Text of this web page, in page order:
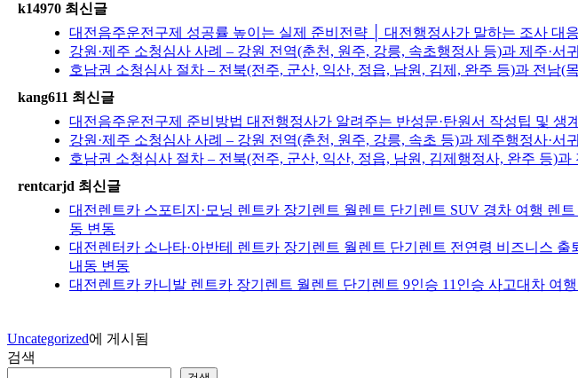
k14970 최신글
대전음주운전구제 성공률 높이는 실제 준비전략 │ 대전행정사가 말하는 조사 대
강원·제주 소청심사 사례 – 강원 전역(춘천, 원주, 강릉, 속초행정사 등)과 제주·서
호남권 소청심사 절차 – 전북(전주, 군산, 익산, 정읍, 남원, 김제, 완주 등)과 전남(
kang611 최신글
대전음주운전구제 준비방법 대전행정사가 알려주는 반성문·탄원서 작성팁 및 생
강원·제주 소청심사 사례 – 강원 전역(춘천, 원주, 강릉, 속초 등)과 제주행정사·서
호남권 소청심사 절차 – 전북(전주, 군산, 익산, 정읍, 남원, 김제행정사, 완주 등)
rentcarjd 최신글
대전렌트카 스포티지·모닝 렌트카 장기렌트 월렌트 단기렌트 SUV 경차 여행 렌
동 변동
대전렌터카 소나타·아반테 렌트카 장기렌트 월렌트 단기렌트 전연령 비즈니스
내동 변동
대전렌트카 카니발 렌트카 장기렌트 월렌트 단기렌트 9인승 11인승 사고대차
Uncategorized에 게시됨
검색